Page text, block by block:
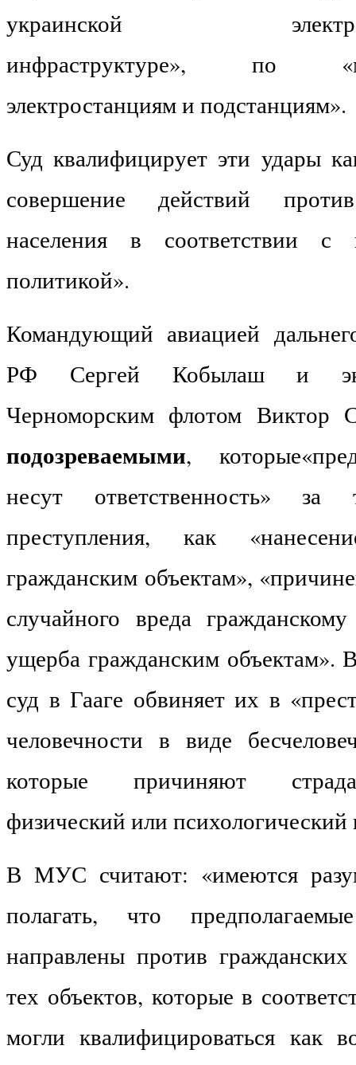
украинской
инфраструктуре», по
электростанциям и подстанциям».
Суд квалифицирует эти удары
совершение действий
населения в соответствии с
политикой».
Командующий авиацией
РФ Сергей Кобылаш и
Черноморским флотом Виктор
подозреваемыми,
несут ответственность» за
преступления, как
гражданским объектам»,
случайного вреда
ущерба гражданским объектам».
суд в Гааге обвиняет их в
человечности в виде
которые причиняют
физический или психологический
В МУС считают: «имеются
полагать, что
направлены против
тех объектов, которые в
могли квалифицироваться как